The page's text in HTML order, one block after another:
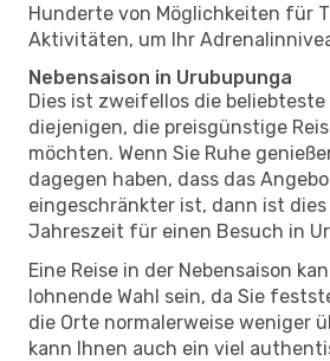
Hunderte von Möglichkeiten für
Aktivitäten, um Ihr
Nebensaison in Urubupunga
Dies ist zweifellos die
diejenigen, die preisgünstige
möchten. Wenn Sie Ruhe
dagegen haben, dass das
eingeschränkter ist, dann ist
Jahreszeit für einen Besuch in
Eine Reise in der Nebensaison
lohnende Wahl sein, da Sie
die Orte normalerweise weniger
kann Ihnen auch ein viel